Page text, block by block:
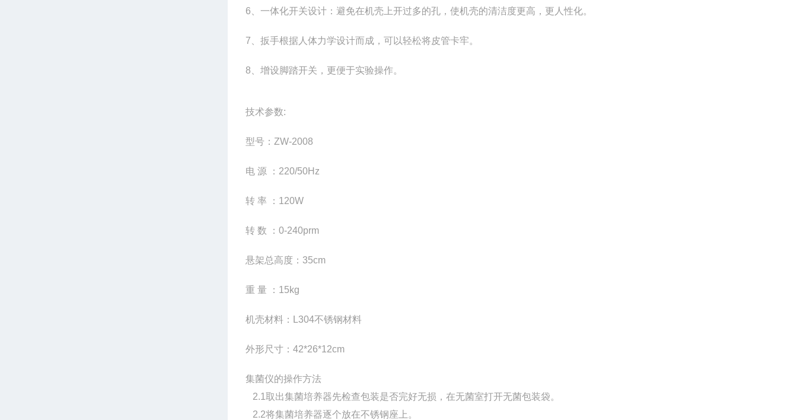
6 、一体化开关设计：避免在机壳上开过多的孔，使机壳的清洁度更高，更人性化。
7 、扳手根据人体力学设计而成，可以轻松将皮管卡牢。
8 、增设脚踏开关，更便于实验操作。
技术参数:
型号：ZW-2008
电 源 ：220/50Hz
转 率 ：120W
转 数 ：0-240prm
悬架总高度：35cm
重 量 ：15kg
机壳材料：L304不锈钢材料
外形尺寸：42*26*12cm
集菌仪的操作方法
2.1 取出集菌培养器先检查包装是否完好无损，在无菌室打开无菌包装袋。
2.2将集菌培养器逐个放在不锈钢座上。